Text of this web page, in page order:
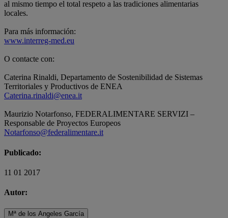
al mismo tiempo el total respeto a las tradiciones alimentarias
locales.
Para más información:
www.interreg-med.eu
O contacte con:
Caterina Rinaldi, Departamento de Sostenibilidad de Sistemas
Territoriales y Productivos de ENEA
Caterina.rinaldi@enea.it
Maurizio Notarfonso, FEDERALIMENTARE SERVIZI –
Responsable de Proyectos Europeos
Notarfonso@federalimentare.it
Publicado:
11 01 2017
Autor:
Mª de los Angeles García